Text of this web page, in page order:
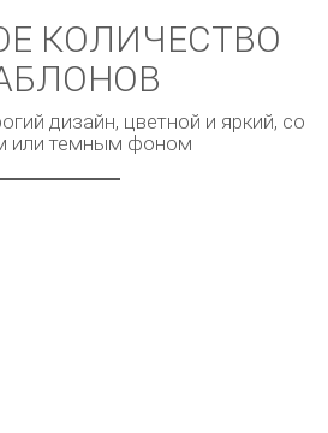
КОЛИЧЕСТВО
дизайн, цветной и яркий, со
или темным фоном